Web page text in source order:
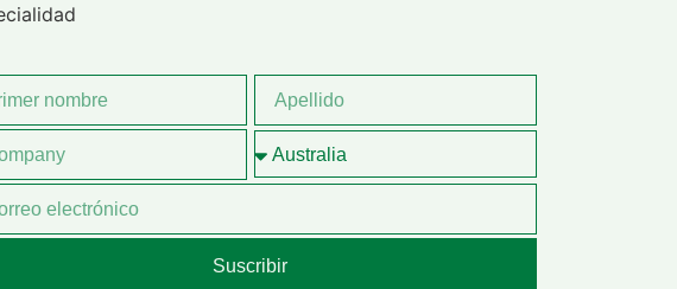
Suscribir